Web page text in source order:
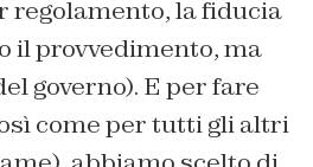
regolamento, la fiducia
il provvedimento, ma
governo). E per fare
come per tutti gli altri